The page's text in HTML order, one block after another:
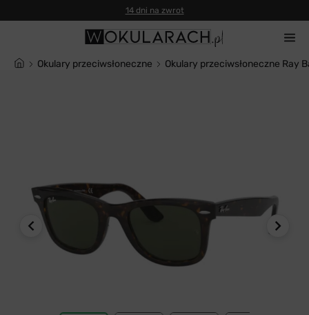
14 dni na zwrot
Okulary przeciwsłoneczne Okulary przeciwsłoneczne